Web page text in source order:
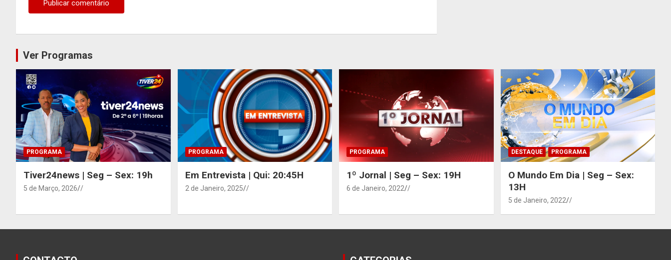
Ver Programas
PROGRAMA
Tiver24news | Seg – Sex: 19h
5 de Março, 2026 /
PROGRAMA
Em Entrevista | Qui: 20:45H
2 de Janeiro, 2025 /
PROGRAMA
1º Jornal | Seg – Sex: 19H
6 de Janeiro, 2022 /
DESTAQUE PROGRAMA
O Mundo Em Dia | Seg – Sex:
13H
5 de Janeiro, 2022 /